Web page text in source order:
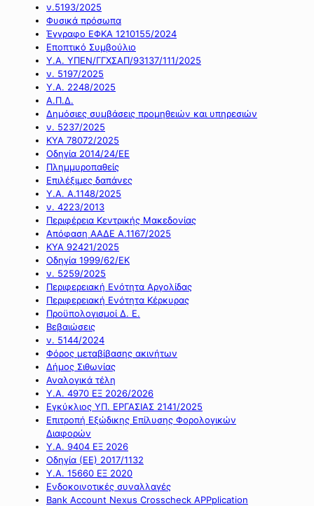
ν.5193/2025
Φυσικά πρόσωπα
Έγγραφο ΕΦΚΑ 1210155/2024
Εποπτικό Συμβούλιο
Υ.Α. ΥΠΕΝ/ΓΓΧΣΑΠ/93137/111/2025
ν. 5197/2025
Υ.Α. 2248/2025
Α.Π.Δ.
Δημόσιες συμβάσεις προμηθειών και υπηρεσιών
ν. 5237/2025
ΚΥΑ 78072/2025
Οδηγία 2014/24/ΕΕ
Πλημμυροπαθείς
Επιλέξιμες δαπάνες
Υ.Α. Α.1148/2025
ν. 4223/2013
Περιφέρεια Κεντρικής Μακεδονίας
Απόφαση ΑΑΔΕ Α.1167/2025
ΚΥΑ 92421/2025
Οδηγία 1999/62/ΕΚ
ν. 5259/2025
Περιφερειακή Ενότητα Αργολίδας
Περιφερειακή Ενότητα Κέρκυρας
Προϋπολογισμοί Δ. Ε.
Βεβαιώσεις
ν. 5144/2024
Φόρος μεταβίβασης ακινήτων
Δήμος Σιθωνίας
Αναλογικά τέλη
Υ.Α. 4970 ΕΞ 2026/2026
Εγκύκλιος ΥΠ. ΕΡΓΑΣΙΑΣ 2141/2025
Επιτροπή Εξώδικης Επίλυσης Φορολογικών
Διαφορών
Υ.Α. 9404 ΕΞ 2026
Οδηγία (ΕΕ) 2017/1132
Υ.Α. 15660 ΕΞ 2020
Ενδοκοινοτικές συναλλαγές
Bank Account Nexus Crosscheck APPplication